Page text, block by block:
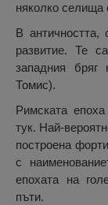
няколко селища
В античността,
развитие. Те
западния
Томис).
Римската
тук. Най-
построена
с
епохата на
пъти.